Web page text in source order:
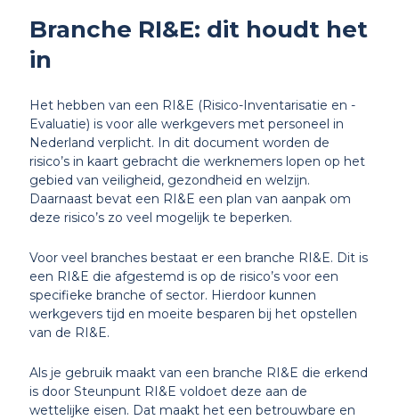
Branche RI&E: dit houdt het
in
Het hebben van een RI&E (Risico-Inventarisatie en -
Evaluatie) is voor alle werkgevers met personeel in
Nederland verplicht. In dit document worden de
risico’s in kaart gebracht die werknemers lopen op het
gebied van veiligheid, gezondheid en welzijn.
Daarnaast bevat een RI&E een plan van aanpak om
deze risico’s zo veel mogelijk te beperken.
Voor veel branches bestaat er een branche RI&E. Dit is
een RI&E die afgestemd is op de risico’s voor een
specifieke branche of sector. Hierdoor kunnen
werkgevers tijd en moeite besparen bij het opstellen
van de RI&E.
Als je gebruik maakt van een branche RI&E die erkend
is door Steunpunt RI&E voldoet deze aan de
wettelijke eisen. Dat maakt het een betrouwbare en